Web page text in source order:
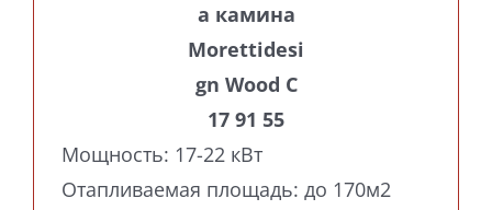
а камина
Morettidesi
gn Wood C
17 91 55
Мощность: 17-22 кВт
Отапливаемая площадь: до 170м2